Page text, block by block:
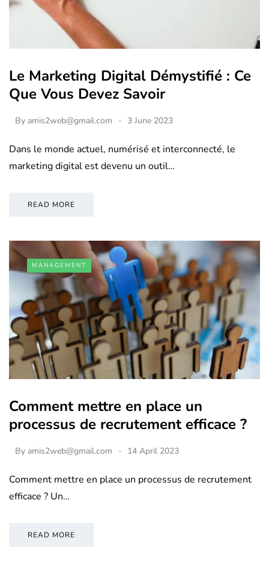
Le Marketing Digital Démystifié : Ce
Que Vous Devez Savoir
By amis2web@gmail.com 3 June 2023
Dans le monde actuel, numérisé et interconnecté, le
marketing digital est devenu un outil…
READ MORE
MANAGEMENT
Comment mettre en place un
processus de recrutement efficace ?
By amis2web@gmail.com 14 April 2023
Comment mettre en place un processus de recrutement
efficace ? Un…
READ MORE